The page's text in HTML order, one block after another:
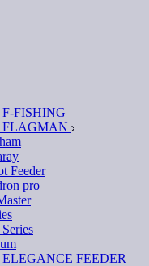
FISHING
FLAGMAN
Feeder
pro
FEEDER